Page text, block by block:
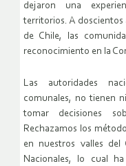
dejaron una
territorios. A doscientos
de Chile, las
reconocimiento en la
Las autoridades
comunales, no tienen
tomar decisiones
Rechazamos los
en nuestros valles del
Nacionales, lo cual